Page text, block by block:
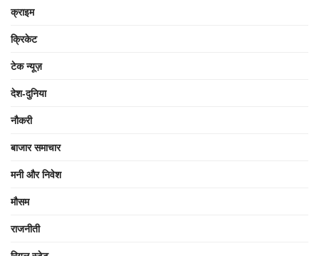
क्राइम
क्रिकेट
टेक न्यूज़
देश-दुनिया
नौकरी
बाजार समाचार
मनी और निवेश
मौसम
राजनीती